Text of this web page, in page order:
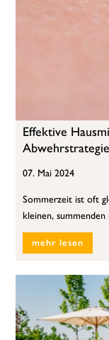
Effektive
07. Mai 2024
Sommerzeit ist oft
kleinen,
mehr lesen